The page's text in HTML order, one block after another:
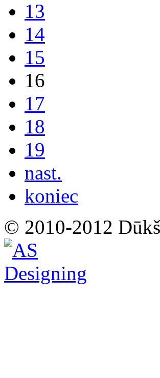
13
14
15
16
17
18
19
nast.
koniec
© 2010-2012